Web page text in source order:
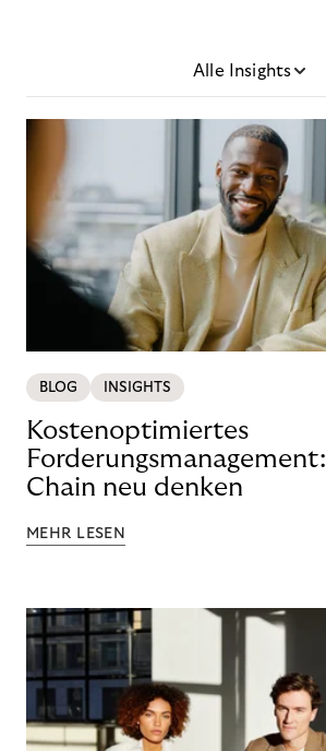
Alle Insights
BLOG INSIGHTS
Kostenoptimiertes
Chain neu denken
MEHR LESEN